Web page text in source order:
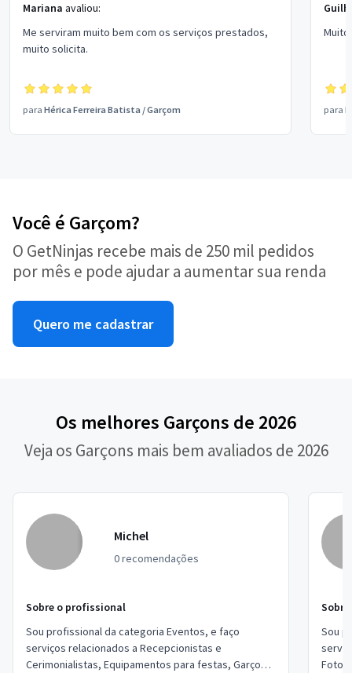
Mariana avaliou:
Me serviram muito bem com os serviços prestados,
muito solicita.
para Hérica Ferreira Batista /Garçom para
Você é Garçom?
O GetNinjas recebe mais de 250 mil pedidos
por mês e pode ajudar a aumentar sua renda
Quero me cadastrar
Os melhores Garçons de 2026
Veja os Garçons mais bem avaliados de 2026
Michel
0 recomendações
Sobre o profissional
Sou profissional da categoria Eventos, e faço
serviços relacionados a Recepcionistas e
Cerimonialistas, Equipamentos para festas, Garçons
Sou